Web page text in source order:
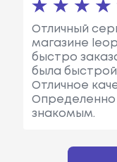
Отличный
магазине
быстро
была
Отличное
Определенно
знакомым.